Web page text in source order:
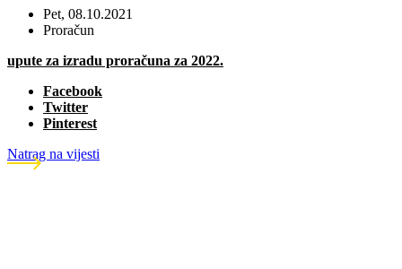
Pet, 08.10.2021
Proračun
upute za izradu proračuna za 2022.
Facebook
Twitter
Pinterest
Natrag na vijesti